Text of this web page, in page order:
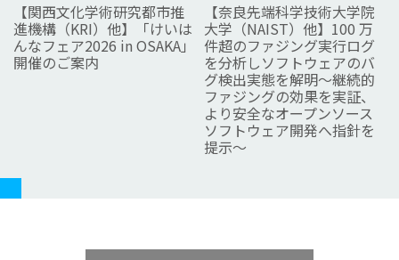
【関西文化学術研究都市推
進機構（KRI）他】「けいは
んなフェア2026 in OSAKA」
開催のご案内
【奈良先端科学技術大学院
大学（NAIST）他】100 万
件超のファジング実行ログ
を分析しソフトウェアのバ
グ検出実態を解明～継続的
ファジングの効果を実証、
より安全なオープンソース
ソフトウェア開発へ指針を
提示～